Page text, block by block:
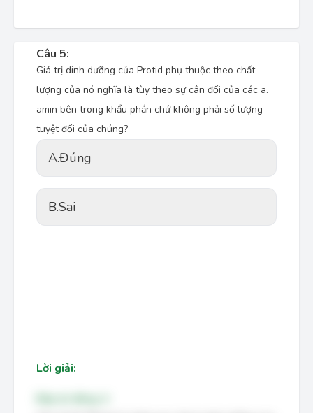
Câu 5:
Giá trị dinh dưỡng của Protid phụ thuộc theo chất
lượng của nó nghĩa là tùy theo sự cân đối của các a.
amin bên trong khẩu phần chứ không phải số lượng
tuyệt đối của chúng?
A.Đúng
B.Sai
Lời giải: